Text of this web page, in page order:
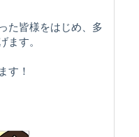
た皆様をはじめ、多
ます。
す！